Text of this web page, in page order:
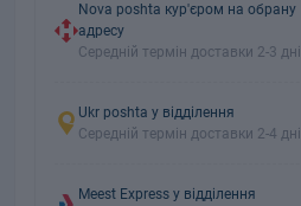
Nova poshta кур'єром на обрану
адресу
Середній термін доставки 2-3 дні
Ukr poshta у відділення
Середній термін доставки 2-4 дні
Meest Express у відділення